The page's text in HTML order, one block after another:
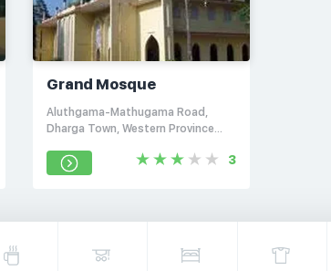
Grand Mosque
Aluthgama-Mathugama Road,
Dharga Town, Western Province
3